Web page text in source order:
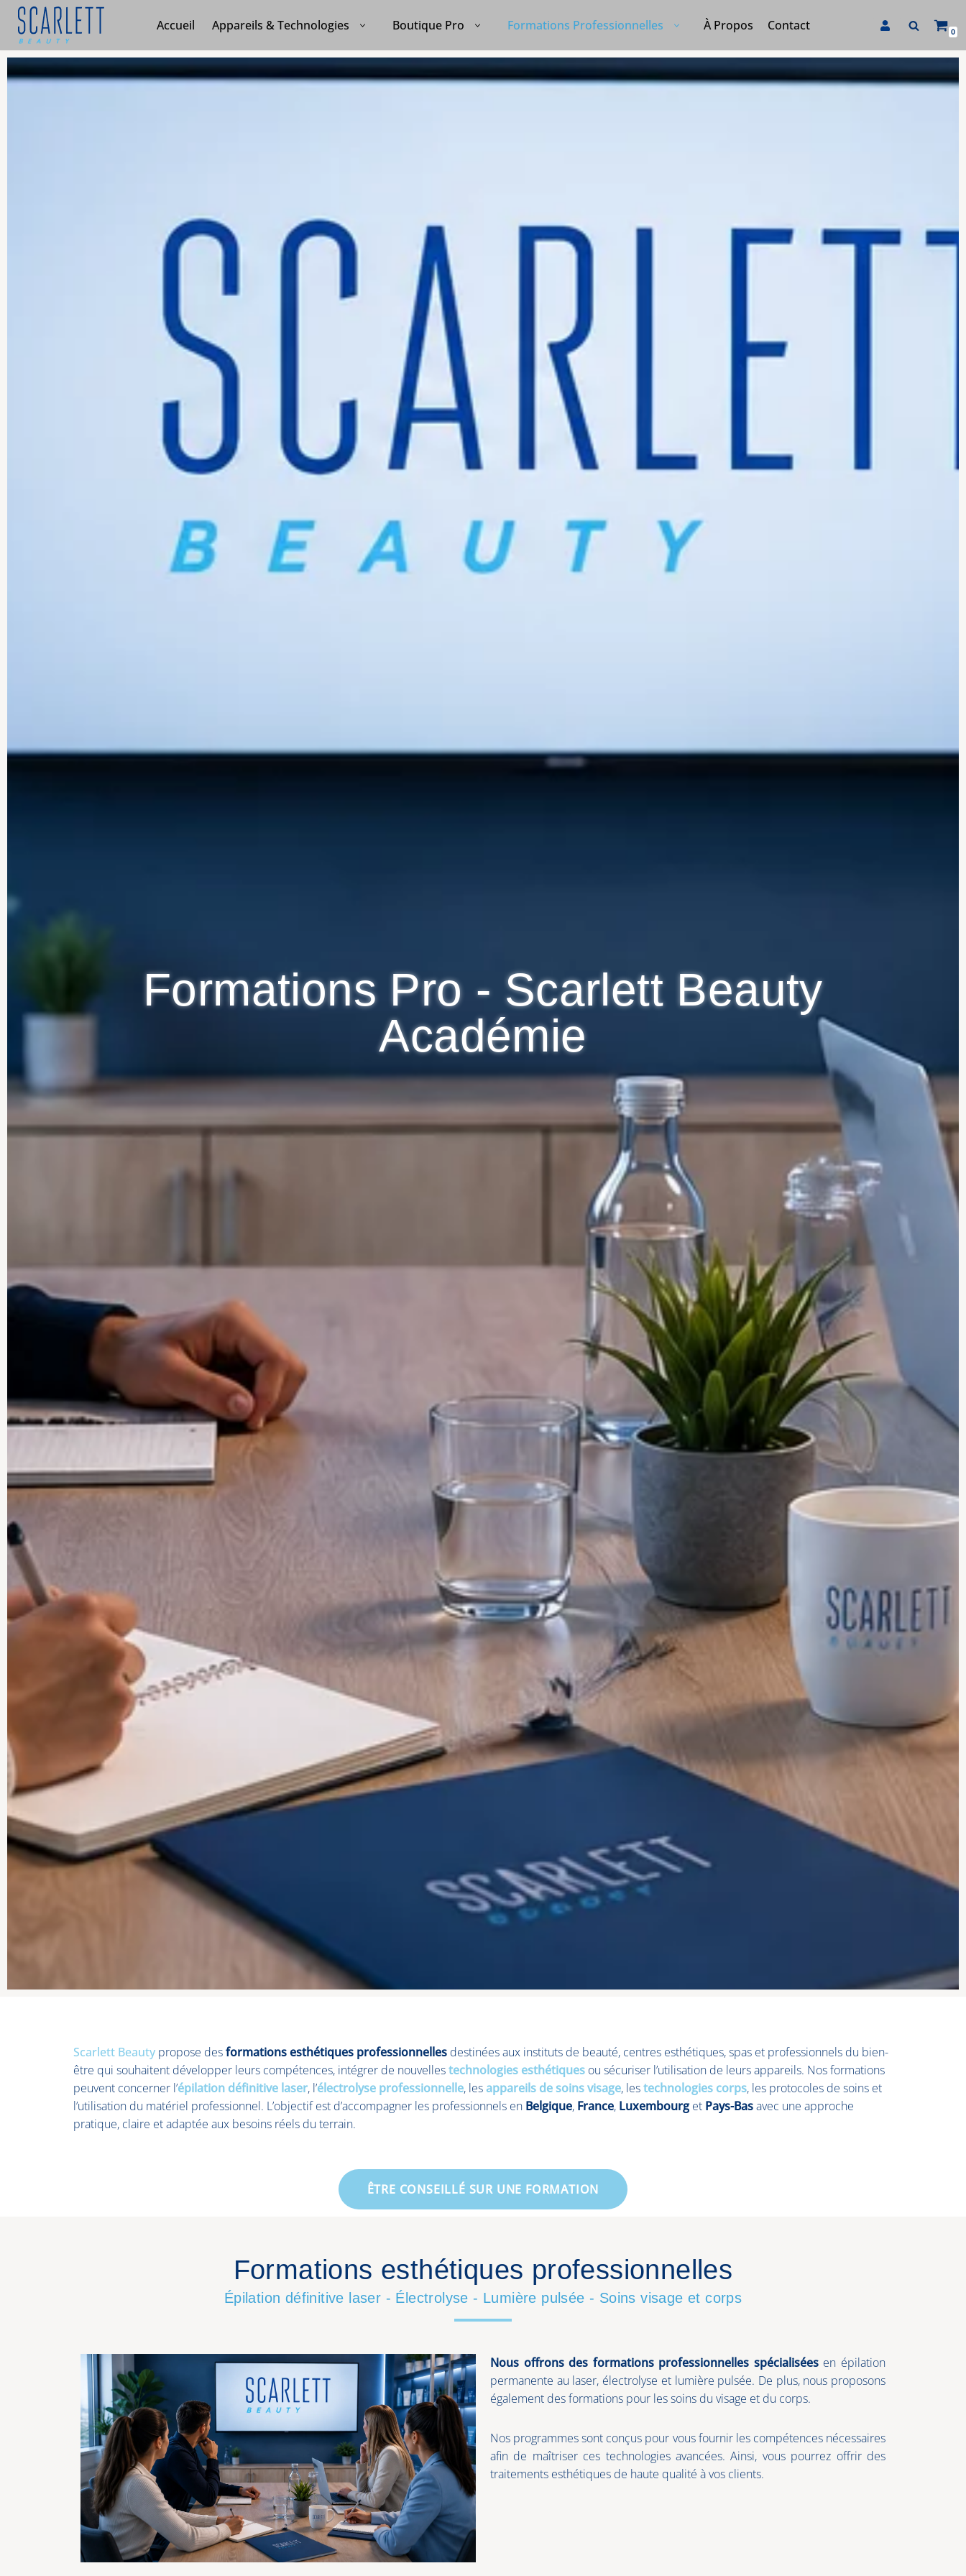
Aller
au
contenu
Accueil Appareils & Technologies Boutique Pro Formations Professionnelles À Propos Contact 0
Formations Pro - Scarlett Beauty
Académie
Scarlett Beauty propose desformations esthétiques professionnelles destinées aux instituts de beauté, centres esthétiques, spas et professionnels du bien-
être qui souhaitent développer leurs compétences, intégrer de nouvellestechnologies esthétiques ou sécuriser l’utilisation de leurs appareils. Nos formations
peuvent concerner l’épilation définitive laser, l’électrolyse professionnelle, lesappareils de soins visage, lestechnologies corps, les protocoles de soins et
l’utilisation du matériel professionnel. L’objectif est d’accompagner les professionnels en Belgique, France, Luxembourget Pays-Basavec une approche
pratique, claire et adaptée aux besoins réels du terrain.
ÊTRE CONSEILLÉ SUR UNE FORMATION
Formations esthétiques professionnelles
Épilation définitive laser - Électrolyse - Lumière pulsée - Soins visage et corps
Nous offrons des formations professionnelles spécialiséesen épilation
permanente au laser, électrolyse et lumière pulsée. De plus, nous proposons
également des formations pour les soins du visage et du corps.
Nos programmes sont conçus pour vous fournir les compétences nécessaires
afin de maîtriser ces technologies avancées. Ainsi, vous pourrez offrir des
traitements esthétiques de haute qualité à vos clients.